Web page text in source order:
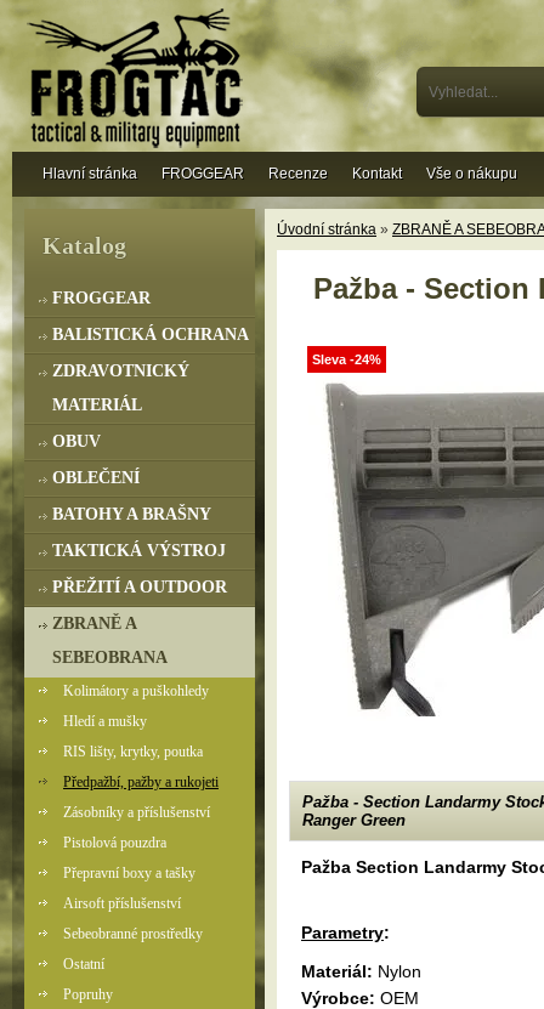
Úvodní stránka » ZBRANĚ A
Pažba - Section
Sleva -24%
Pažba - Section Landarmy
Ranger Green
Pažba Section Landarmy
Parametry:
Materiál: Nylon
Výrobce: OEM
Katalog
FROGGEAR
BALISTICKÁ OCHRANA
ZDRAVOTNICKÝ
MATERIÁL
OBUV
OBLEČENÍ
BATOHY A BRAŠNY
TAKTICKÁ VÝSTROJ
PŘEŽITÍ A OUTDOOR
ZBRANĚ A
SEBEOBRANA
Kolimátory a puškohledy
Hledí a mušky
RIS lišty, krytky, poutka
Předpažbí, pažby a rukojeti
Zásobníky a příslušenství
Pistolová pouzdra
Přepravní boxy a tašky
Airsoft příslušenství
Sebeobranné prostředky
Ostatní
Popruhy
Hlavní stránka FROGGEAR Recenze Kontakt Vše o nákupu